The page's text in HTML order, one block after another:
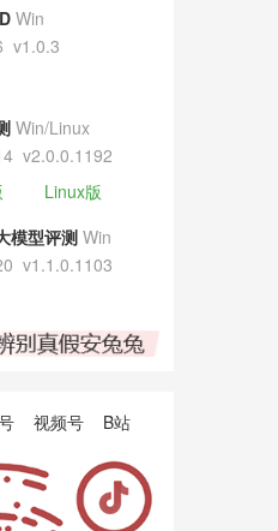
Win
v1.0.3
Win/Linux
v2.0.0.1192
Linux版
模型评测 Win
v1.1.0.1103
视频号 B站